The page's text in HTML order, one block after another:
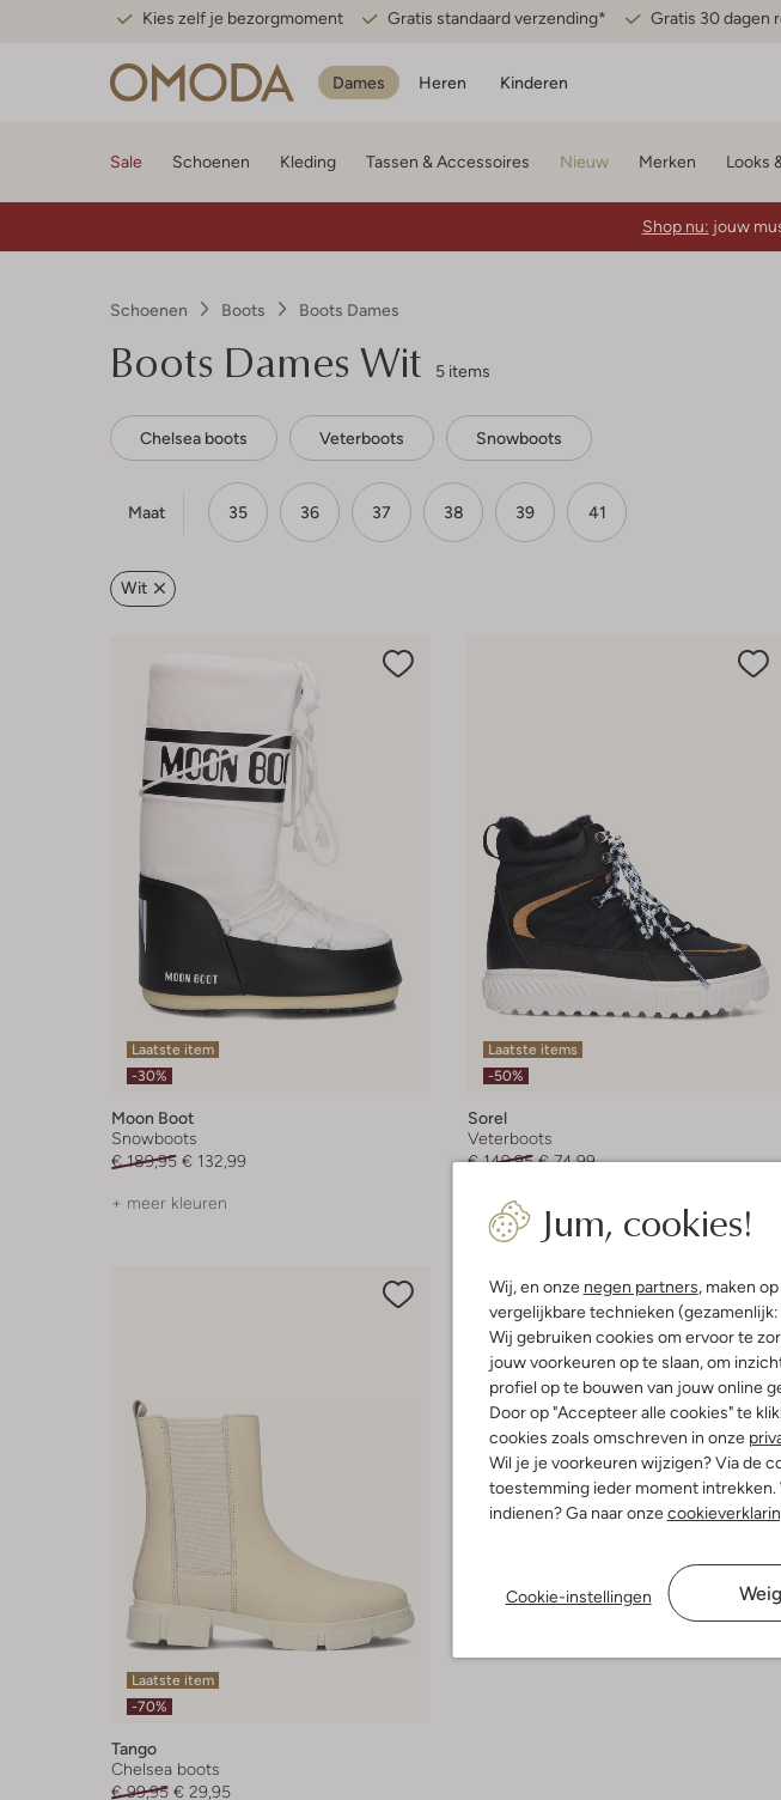
Kies zelf je bezorgmoment Gratis standaard verzending* Gratis 30 dagen
Dames Heren Kinderen
Jum, cookies!
Wij, en onze negen partners, maken
vergelijkbare technieken (gezamenlijk:
Wij gebruiken cookies om ervoor te
jouw voorkeuren op te slaan, om
profiel op te bouwen van jouw online
Door op "Accepteer alle cookies" te
cookies zoals omschreven in onze
Wil je je voorkeuren wijzigen? Via de
toestemming ieder moment
indienen? Ga naar onze
Cookie-instellingen
Sale Schoenen Kleding Tassen & Accessoires Nieuw Merken Looks
Shop nu: jouw
Schoenen Boots Boots Dames
Boots Dames Wit 5 items
Chelsea boots Veterboots Snowboots
Maat 35 36 37 38 39 41
Wit
Laatste item
-30%
Moon Boot
Snowboots
€ 189,95 € 132,99
+ meer kleuren
Laatste items
-50%
Sorel
Veterboots
€ 149,95 € 74,99
Laatste item
-70%
Tango
Chelsea boots
€ 99,95 € 29,95